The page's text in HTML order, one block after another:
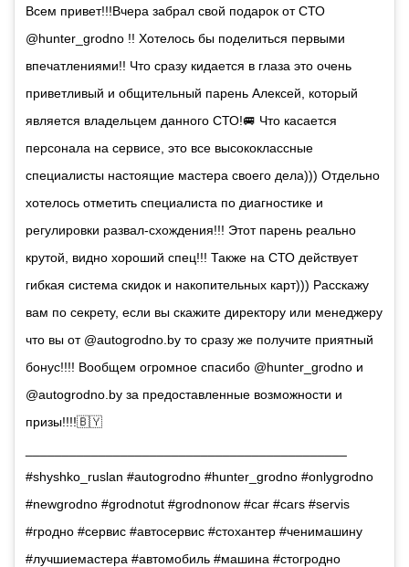
Всем привет!!!Вчера забрал свой подарок от СТО
@hunter_grodno !! Хотелось бы поделиться первыми
впечатлениями!! Что сразу кидается в глаза это очень
приветливый и общительный парень Алексей, который
является владельцем данного СТО!🚐 Что касается
персонала на сервисе, это все высококлассные
специалисты настоящие мастера своего дела))) Отдельно
хотелось отметить специалиста по диагностике и
регулировки развал-схождения!!! Этот парень реально
крутой, видно хороший спец!!! Также на СТО действует
гибкая система скидок и накопительных карт))) Расскажу
вам по секрету, если вы скажите директору или менеджеру
что вы от @autogrodno.by то сразу же получите приятный
бонус!!!! Вообщем огромное спасибо @hunter_grodno и
@autogrodno.by за предоставленные возможности и
призы!!!!🇧🇾
#shyshko_ruslan #autogrodno #hunter_grodno #onlygrodno
#newgrodno #grodnotut #grodnonow #car #cars #servis
#гродно #сервис #автосервис #стохантер #ченимашину
#лучшиемастера #автомобиль #машина #стогродно